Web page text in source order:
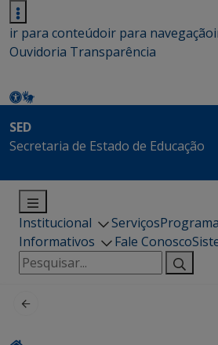
ir para conteúdoir para navegação
Ouvidoria Transparência
SED
Secretaria de Estado de Educação
Institucional Serviços
Informativos
Fale Conosco
Pesquisar
por: